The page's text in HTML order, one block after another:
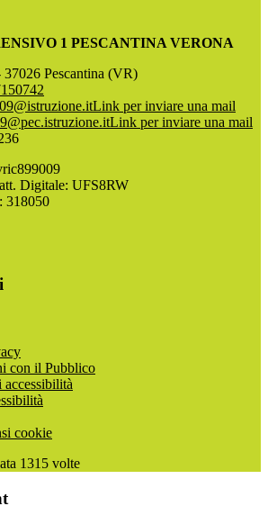
1 PESCANTINA VERONA
Pescantina (VR)
Link per inviare una mail
Link per inviare una mail
Digitale: UFS8RW
318050
con il Pubblico
cookie
1315 volte